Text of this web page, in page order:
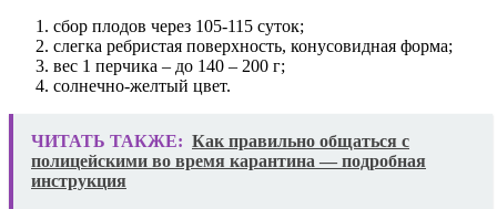
сбор плодов через 105-115 суток;
слегка ребристая поверхность, конусовидная форма;
вес 1 перчика – до 140 – 200 г;
солнечно-желтый цвет.
ЧИТАТЬ ТАКЖЕ: Как правильно общаться с
полицейскими во время карантина — подробная
инструкция